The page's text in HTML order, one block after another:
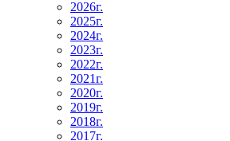
2026г.
2025г.
2024г.
2023г.
2022г.
2021г.
2020г.
2019г.
2018г.
2017г.